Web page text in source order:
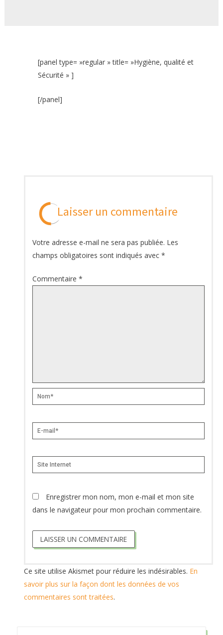
[panel type= »regular » title= »Hygiène, qualité et
Sécurité » ]
[/panel]
Laisser un commentaire
Votre adresse e-mail ne sera pas publiée. Les
champs obligatoires sont indiqués avec *
Commentaire *
Nom*
E-
mail*
Site
Internet
Enregistrer mon nom, mon e-mail et mon site
dans le navigateur pour mon prochain commentaire.
Ce site utilise Akismet pour réduire les indésirables. En
savoir plus sur la façon dont les données de vos
commentaires sont traitées.